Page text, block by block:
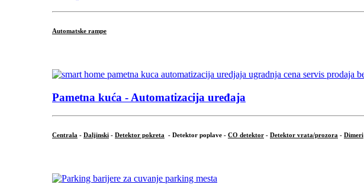
Automatske rampe
Pametna kuća - Automatizacija uređaja
Centrala - Daljinski - Detektor pokreta - Detektor poplave - CO detektor - Detektor vrata/prozora - Dimeri